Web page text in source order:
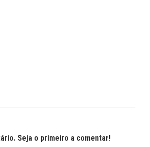
Seja o primeiro a comentar!